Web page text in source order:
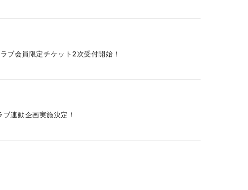
会員限定チケット2次受付開始！
連動企画実施決定！